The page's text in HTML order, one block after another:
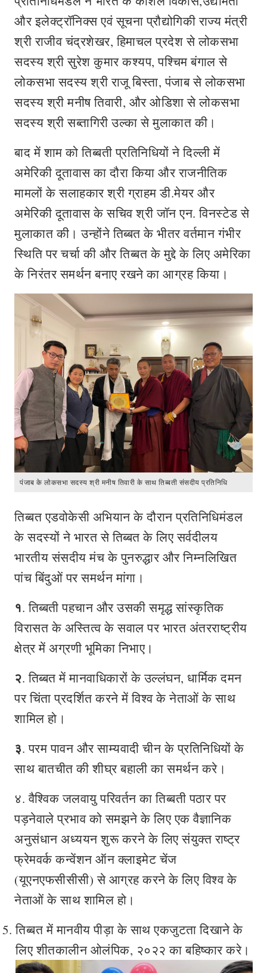
और इलेक्ट्रॉनिक्स एवं सूचना प्रौद्योगिकी राज्य मंत्री
श्री राजीव चंद्रशेखर, हिमाचल प्रदेश से लोकसभा
सदस्य श्री सुरेश कुमार कश्यप, पश्चिम बंगाल से
लोकसभा सदस्य श्री राजू बिस्ता, पंजाब से लोकसभा
सदस्य श्री मनीष तिवारी, और ओडिशा से लोकसभा
सदस्य श्री सब्तागिरी उल्का से मुलाकात की।
बाद में शाम को तिब्बती प्रतिनिधियों ने दिल्ली में
अमेरिकी दूतावास का दौरा किया और राजनीतिक
मामलों के सलाहकार श्री ग्राहम डी.मेयर और
अमेरिकी दूतावास के सचिव श्री जॉन एन. विनस्टेड से
मुलाकात की। उन्होंने तिब्बत के भीतर वर्तमान गंभीर
स्थिति पर चर्चा की और तिब्बत के मुद्दे के लिए अमेरिका
के निरंतर समर्थन बनाए रखने का आग्रह किया।
पंजाब के लोकसभा सदस्य श्री मनीष तिवारी के साथ तिब्बती संसदीय प्रतिनिधि
तिब्बत एडवोकेसी अभियान के दौरान प्रतिनिधिमंडल
के सदस्यों ने भारत से तिब्बत के लिए सर्वदीलय
भारतीय संसदीय मंच के पुनरुद्धार और निम्नलिखित
पांच बिंदुओं पर समर्थन मांगा।
१. तिब्बती पहचान और उसकी समृद्ध सांस्कृतिक
विरासत के अस्तित्व के सवाल पर भारत अंतरराष्ट्रीय
क्षेत्र में अग्रणी भूमिका निभाए।
२. तिब्बत में मानवाधिकारों के उल्लंघन, धार्मिक दमन
पर चिंता प्रदर्शित करने में विश्व के नेताओं के साथ
शामिल हो।
३. परम पावन और साम्यवादी चीन के प्रतिनिधियों के
साथ बातचीत की शीघ्र बहाली का समर्थन करे।
४. वैश्विक जलवायु परिवर्तन का तिब्बती पठार पर
पड़नेवाले प्रभाव को समझने के लिए एक वैज्ञानिक
अनुसंधान अध्ययन शुरू करने के लिए संयुक्त राष्ट्र
फ्रेमवर्क कन्वेंशन ऑन क्लाइमेट चेंज
(यूएनएफसीसीसी) से आग्रह करने के लिए विश्व के
नेताओं के साथ शामिल हो।
तिब्बत में मानवीय पीड़ा के साथ एकजुटता दिखाने के
लिए शीतकालीन ओलंपिक, २०२२ का बहिष्कार करे।